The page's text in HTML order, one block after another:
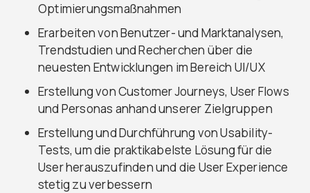
Optimierungsmaßnahmen
Erarbeiten von Benutzer- und Marktanalysen,
Trendstudien und Recherchen über die
neuesten Entwicklungen im Bereich UI/UX
Erstellung von Customer Journeys, User Flows
und Personas anhand unserer Zielgruppen
Erstellung und Durchführung von Usability-
Tests, um die praktikabelste Lösung für die
User herauszufinden und die User Experience
stetig zu verbessern